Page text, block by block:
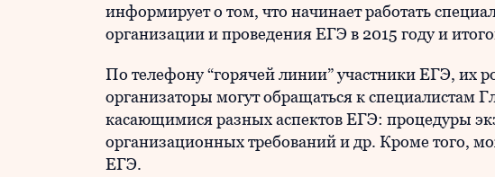
информирует о том, что начинает работать
организации и проведения ЕГЭ в 2015 году и
По телефону “горячей линии” участники ЕГЭ, их
организаторы могут обращаться к специалистам
касающимися разных аспектов ЕГЭ: процедуры
организационных требований и др. Кроме того,
ЕГЭ.